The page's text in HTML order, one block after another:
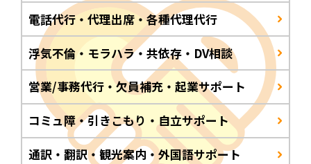
電話代行・代理出席・各種代理代行
浮気不倫・モラハラ・共依存・DV相談
営業/事務代行・欠員補充・起業サポート
コミュ障・引きこもり・自立サポート
通訳・翻訳・観光案内・外国語サポート